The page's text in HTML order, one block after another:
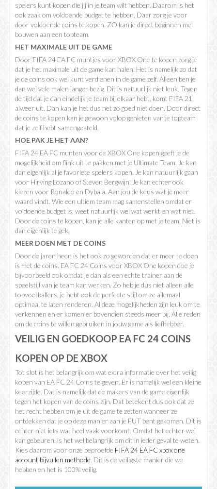
spelers kunt kopen die jij in je team wilt hebben. Daarom is het
ook zaak om voldoende budget te hebben. Daar zorg je voor
door voldoende coins te kopen. ZO kan je direct beginnen met
bouwen aan een topteam.
HET MAXIMALE UIT DE GAME
Door FIFA 24 EA FC muntjes voor XBOX One te kopen zorg je
dat je het maximale uit de game kan halen. Het is namelijk zo dat
je de coins ook wel kunt verdienen in de game zelf. Alleen ben je
dan wel vele malen langer bezig. Dit is natuurlijk niet leuk. Tegen
de tijd dat je dan eindelijk je team bij elkaar hebt, komt FIFA 21
alweer uit. Dan kan je het dus net zo goed niet doen. Door direct
de coins te kopen kan je gewoon volop genieten van je topteam
dat je zelf hebt samengesteld.
HOE PAK JE HET AAN?
FIFA 24 EA FC munten voor de XBOX One kopen geeft je de
mogelijkheid om flink uit te pakken met je Ultimate Team. Je kan
dan eigenlijk al je favoriete spelers kopen. Je kan natuurlijk gaan
voor Hirving Lozano of Steven Bergwijn. Je kan echter ook
kiezen voor Ronaldo en Dybala. Aan jou de keus wat je meer
waard vindt. Wie een ultiem team mag samenstellen omdat er
voldoende budget is, weet natuurlijk wel wat werkt en wat niet.
Door de coins te kopen, kan je alle kanten op met je team. Niet is
dan eigenlijk te gek.
MEER DOEN MET DE COINS
Door de jaren heen is het ook zo geworden dat er meer te doen
is met de coins. EA FC 24 Coins voor XBOX One kopen doe je
bijvoorbeeld ook omdat je dan als een echte trainer aan de
speelstijl van je team kan werken. Zo heb je dus niet alleen alle
topvoetballers, je hebt ook de perfecte stijl om ze allemaal
optimaal te laten renderen. Al deze mogelijkheden zijn leuk om te
verkennen en er komen er bovendien steeds meer bij. Alle reden
om de coins te willen gebruiken in jouw game als liefhebber.
VEILIG EN GOEDKOOP EA FC 24 COINS
KOPEN OP DE XBOX
Tot slot is het belangrijk om wat extra informatie over het veilig
kopen van EA FC 24 Coins te geven. Er is namelijk wel een kleine
keerzijde. Dat is namelijk dat de makers van de game eigenlijk
tegen het kopen van de coins zijn. Dat betekent dus ook dat ze
het recht hebben om je uit de game te zetten wanneer ze
ontdekken dat je op deze manier aan je FUT bent gekomen. Dit is
echter niet iets wat heel vaak voorkomt. Omdat het echter wel
kan gebeuren, is het wel belangrijk om dit in ieder geval te weten.
Kies daarom voor onze beproefde FIFA 24 EA FC xbox one
account bijvullen methode. Dit is de veiligste manier die we
hebben en het is 100% veilig.